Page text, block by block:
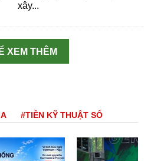
xây...
XEM THÊM
#TIỀN KỸ THUẬT SỐ